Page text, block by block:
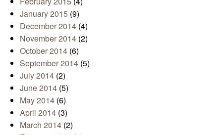
January 2015 (9)
December 2014 (4)
November 2014 (2)
October 2014 (6)
September 2014 (5)
July 2014 (2)
June 2014 (5)
May 2014 (6)
April 2014 (3)
March 2014 (2)